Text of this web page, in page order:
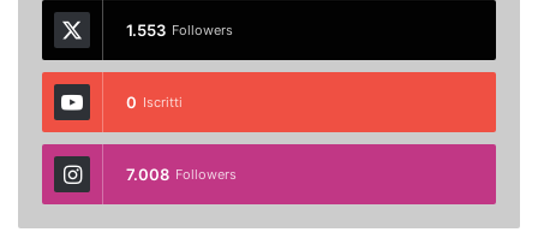
1.553 Followers
0 Iscritti
7.008 Followers